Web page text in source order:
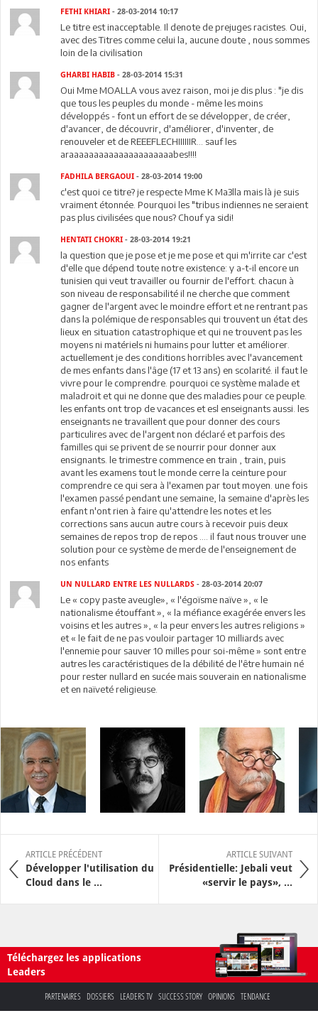
FETHI KHIARI - 28-03-2014 10:17
Le titre est inacceptable. Il denote de prejuges racistes. Oui,
avec des Titres comme celui la, aucune doute , nous sommes
loin de la civilisation
GHARBI HABIB - 28-03-2014 15:31
Oui Mme MOALLA vous avez raison, moi je dis plus : "je dis
que tous les peuples du monde - même les moins
développés - font un effort de se développer, de créer,
d'avancer, de découvrir, d'améliorer, d'inventer, de
renouveler et de REEEFLECHIIIIIIR... sauf les
araaaaaaaaaaaaaaaaaaaaabes!!!!
FADHILA BERGAOUI - 28-03-2014 19:00
c'est quoi ce titre? je respecte Mme K Ma3lla mais là je suis
vraiment étonnée. Pourquoi les "tribus indiennes ne seraient
pas plus civilisées que nous? Chouf ya sidi!
HENTATI CHOKRI - 28-03-2014 19:21
la question que je pose et je me pose et qui m'irrite car c'est
d'elle que dépend toute notre existence: y a-t-il encore un
tunisien qui veut travailler ou fournir de l'effort. chacun à
son niveau de responsabilité il ne cherche que comment
gagner de l'argent avec le moindre effort et ne rentrant pas
dans la polémique de responsables qui trouvent un état des
lieux en situation catastrophique et qui ne trouvent pas les
moyens ni matériels ni humains pour lutter et améliorer.
actuellement je des conditions horribles avec l'avancement
de mes enfants dans l'âge (17 et 13 ans) en scolarité. il faut le
vivre pour le comprendre. pourquoi ce système malade et
maladroit et qui ne donne que des maladies pour ce peuple.
les enfants ont trop de vacances et esl enseignants aussi. les
enseignants ne travaillent que pour donner des cours
particulires avec de l'argent non déclaré et parfois des
familles qui se privent de se nourrir pour donner aux
ensignants. le trimestre commence en train , train, puis
avant les examens tout le monde cerre la ceinture pour
comprendre ce qui sera à l'examen par tout moyen. une fois
l'examen passé pendant une semaine, la semaine d'après les
enfant n'ont rien à faire qu'attendre les notes et les
corrections sans aucun autre cours à recevoir puis deux
semaines de repos trop de repos .... il faut nous trouver une
solution pour ce système de merde de l'enseignement de
nos enfants
UN NULLARD ENTRE LES NULLARDS- 28-03-2014 20:07
Le « copy paste aveugle», « l'égoïsme naïve », « le
nationalisme étouffant », « la méfiance exagérée envers les
voisins et les autres », « la peur envers les autres religions »
et « le fait de ne pas vouloir partager 10 milliards avec
l'ennemie pour sauver 10 milles pour soi-même » sont entre
autres les caractéristiques de la débilité de l'être humain né
pour rester nullard en sucée mais souverain en nationalisme
et en naïveté religieuse.
ARTICLE PRÉCÉDENT
Développer l'utilisation du
Cloud dans le ...
ARTICLE SUIVANT
Présidentielle: Jebali veut
«servir le pays», ...
Téléchargez les applications
Leaders
PARTENAIRES DOSSIERS LEADERS TV SUCCESS STORY OPINIONS TENDANCE